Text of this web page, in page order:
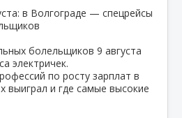
в Волгограде — спецрейсы
болельщиков 9 августа
электричек.
по росту зарплат в
выиграл и где самые высокие